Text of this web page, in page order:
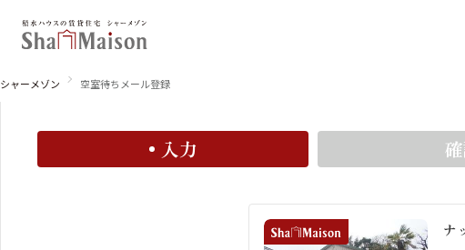
関東
シャーメゾン 空室待ちメール登録
空室お知らせメール登録
空室お知らせメールに登録すると、この物件の空室情報をいち
入力
ナ